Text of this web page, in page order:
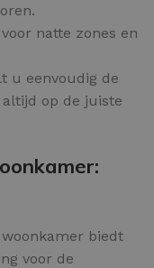
natte zones en
u eenvoudig de
op de juiste
biedt
voor de